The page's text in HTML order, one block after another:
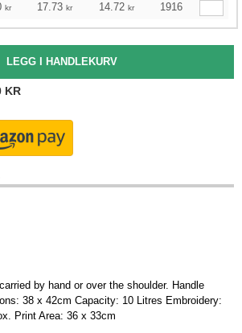
kr 17.73 kr 14.72 kr 1916
KR
by hand or over the shoulder. Handle
38 x 42cm Capacity: 10 Litres Embroidery:
Print Area: 36 x 33cm